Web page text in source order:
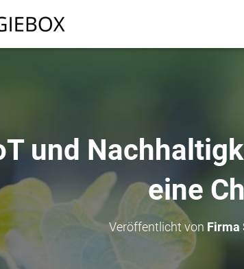
und
eine
Veröffentlicht von Firma